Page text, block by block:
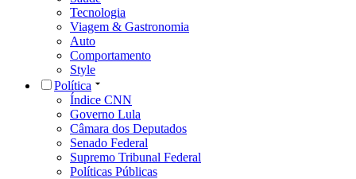
Tecnologia
Viagem & Gastronomia
Auto
Comportamento
Style
Política
Índice CNN
Governo Lula
Câmara dos Deputados
Senado Federal
Supremo Tribunal Federal
Políticas Públicas